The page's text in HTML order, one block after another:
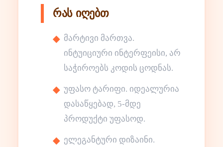
რას იღებთ
მარტივი მართვა.
ინტუიციური ინტერფეისი, არ
საჭიროებს კოდის ცოდნას.
უფასო ტარიფი. იდეალურია
დასაწყებად, 5-მდე
პროდუქტი უფასოდ.
ელეგანტური დიზაინი.